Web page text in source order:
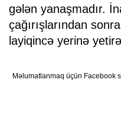
gələn yanaşmadır.
çağırışlarından
layiqincə yerinə
Məlumatlanmaq üçün Facebook